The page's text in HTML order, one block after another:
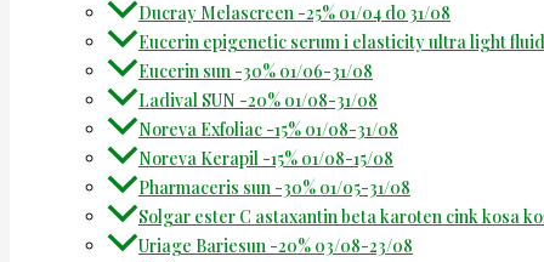
Ducray Melascreen -25% 01/04 do 31/08
Eucerin epigenetic serum i elasticity ultra light
Eucerin sun -30% 01/06-31/08
Ladival SUN -20% 01/08-31/08
Noreva Exfoliac -15% 01/08-31/08
Noreva Kerapil -15% 01/08-15/08
Pharmaceris sun -30% 01/05-31/08
Solgar ester C astaxantin beta karoten cink kosa
Uriage Bariesun -20% 03/08-23/08